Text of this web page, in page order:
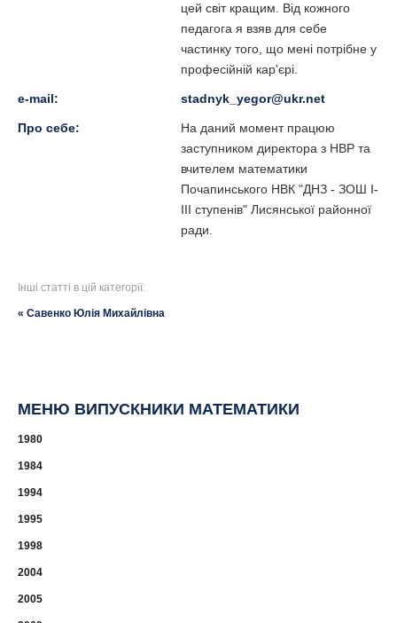
цей світ кращим. Від кожного
педагога я взяв для себе
частинку того, що мені потрібне у
професійній кар'єрі.
e-mail: stadnyk_yegor@ukr.net
Про себе:
На даний момент працюю
заступником директора з НВР та
вчителем математики
Почапинського НВК "ДНЗ - ЗОШ I-
III ступенів" Лисянської районної
ради.
Інші статті в цій категорії:
« Савенко Юлія Михайлівна
МЕНЮ ВИПУСКНИКИ МАТЕМАТИКИ
1980
1984
1994
1995
1998
2004
2005